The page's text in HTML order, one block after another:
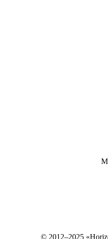
© 2012–2025